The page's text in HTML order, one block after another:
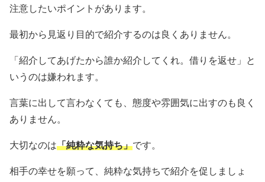
注意したいポイントがあります。
最初から見返り目的で紹介するのは良くありません。
「紹介してあげたから誰か紹介してくれ。借りを返せ」と
いうのは嫌われます。
言葉に出して言わなくても、態度や雰囲気に出すのも良く
ありません。
大切なのは「純粋な気持ち」です。
相手の幸せを願って、純粋な気持ちで紹介を促しましょ